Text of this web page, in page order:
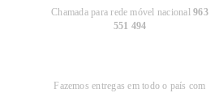
Chamada para rede móvel nacional963
551 494
Fazemos entregas em todo o país com